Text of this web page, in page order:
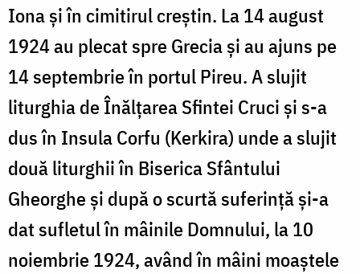
Iona şi în cimitirul creştin. La 14 august
1924 au plecat spre Grecia şi au ajuns pe
14 septembrie în portul Pireu. A slujit
liturghia de Înălţarea Sfintei Cruci şi s-a
dus în Insula Corfu (Kerkira) unde a slujit
două liturghii în Biserica Sfântului
Gheorghe şi după o scurtă suferinţă şi-a
dat sufletul în mâinile Domnului, la 10
noiembrie 1924, având în mâini moaştele